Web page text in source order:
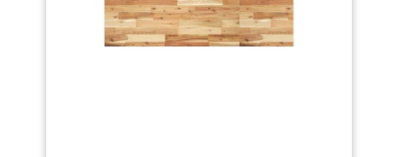
Installation DIY facile : Livrée avec du matériel de
montage complet et des instructions pas à pas, ce
qui rend l'assemblage simple même pour les